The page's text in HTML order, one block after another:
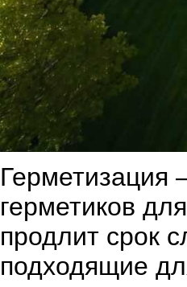
Герметизация
герметиков
продлит срок
подходящие